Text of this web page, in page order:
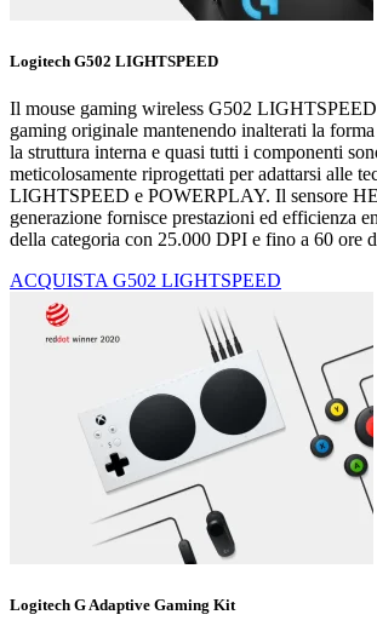
Logitech G502 LIGHTSPEED
Il mouse gaming wireless G502
gaming originale mantenendo inalterati la
la struttura interna e quasi tutti i componenti
meticolosamente riprogettati per adattarsi alle
LIGHTSPEED e POWERPLAY. Il sensore
generazione fornisce prestazioni ed efficienza
della categoria con 25.000 DPI e fino a 60 ore
ACQUISTA G502 LIGHTSPEED
Logitech G Adaptive Gaming Kit